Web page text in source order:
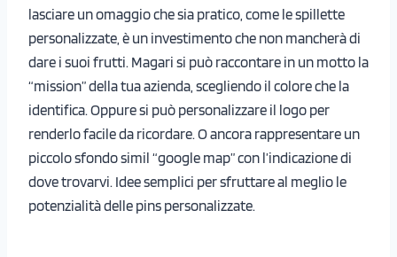
lasciare un omaggio che sia pratico, come le spillette
personalizzate, è un investimento che non mancherà di
dare i suoi frutti. Magari si può raccontare in un motto la
“mission” della tua azienda, scegliendo il colore che la
identifica. Oppure si può personalizzare il logo per
renderlo facile da ricordare. O ancora rappresentare un
piccolo sfondo simil “google map” con l’indicazione di
dove trovarvi. Idee semplici per sfruttare al meglio le
potenzialità delle pins personalizzate.